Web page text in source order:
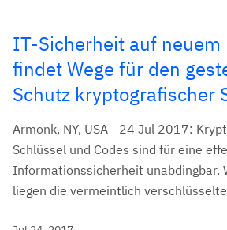
IT-Sicherheit auf neuem
findet Wege für den
Schutz kryptografischer
Armonk, NY, USA - 24 Jul 2017:
Schlüssel und Codes sind für eine
Informationssicherheit unabdingbar.
liegen die vermeintlich